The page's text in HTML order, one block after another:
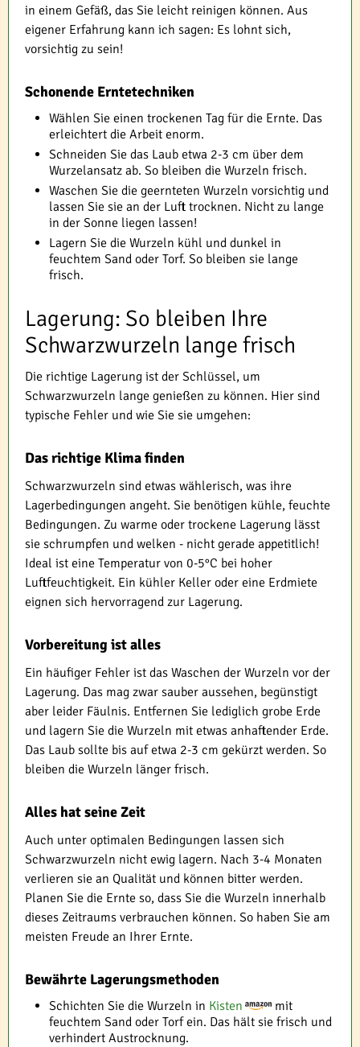
in einem Gefäß, das Sie leicht reinigen können. Aus
eigener Erfahrung kann ich sagen: Es lohnt sich,
vorsichtig zu sein!
Schonende Erntetechniken
Wählen Sie einen trockenen Tag für die Ernte. Das
erleichtert die Arbeit enorm.
Schneiden Sie das Laub etwa 2-3 cm über dem
Wurzelansatz ab. So bleiben die Wurzeln frisch.
Waschen Sie die geernteten Wurzeln vorsichtig und
lassen Sie sie an der Luft trocknen. Nicht zu lange
in der Sonne liegen lassen!
Lagern Sie die Wurzeln kühl und dunkel in
feuchtem Sand oder Torf. So bleiben sie lange
frisch.
Lagerung: So bleiben Ihre
Schwarzwurzeln lange frisch
Die richtige Lagerung ist der Schlüssel, um
Schwarzwurzeln lange genießen zu können. Hier sind
typische Fehler und wie Sie sie umgehen:
Das richtige Klima finden
Schwarzwurzeln sind etwas wählerisch, was ihre
Lagerbedingungen angeht. Sie benötigen kühle, feuchte
Bedingungen. Zu warme oder trockene Lagerung lässt
sie schrumpfen und welken - nicht gerade appetitlich!
Ideal ist eine Temperatur von 0-5°C bei hoher
Luftfeuchtigkeit. Ein kühler Keller oder eine Erdmiete
eignen sich hervorragend zur Lagerung.
Vorbereitung ist alles
Ein häufiger Fehler ist das Waschen der Wurzeln vor der
Lagerung. Das mag zwar sauber aussehen, begünstigt
aber leider Fäulnis. Entfernen Sie lediglich grobe Erde
und lagern Sie die Wurzeln mit etwas anhaftender Erde.
Das Laub sollte bis auf etwa 2-3 cm gekürzt werden. So
bleiben die Wurzeln länger frisch.
Alles hat seine Zeit
Auch unter optimalen Bedingungen lassen sich
Schwarzwurzeln nicht ewig lagern. Nach 3-4 Monaten
verlieren sie an Qualität und können bitter werden.
Planen Sie die Ernte so, dass Sie die Wurzeln innerhalb
dieses Zeitraums verbrauchen können. So haben Sie am
meisten Freude an Ihrer Ernte.
Bewährte Lagerungsmethoden
Schichten Sie die Wurzeln in Kisten
mit
feuchtem Sand oder Torf ein. Das hält sie frisch und
verhindert Austrocknung.